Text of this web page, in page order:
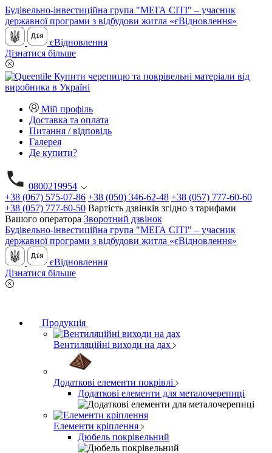
Будівельно-інвестиційна група "МЕГА СІТІ" – учасник
державної програми з відбудови житла «єВідновлення»
єВідновлення
Дізнатися більше
Мій профіль
Доставка та оплата
Питання / відповідь
Галерея
Де купити?
0800219954
+38 (067) 575-07-86 +38 (050) 346-62-48 +38 (057) 777-60-60
+38 (057) 777-60-50 Вартість дзвінків згідно з тарифами
Вашого оператора Зворотний дзвінок
Будівельно-інвестиційна група "МЕГА СІТІ" – учасник
державної програми з відбудови житла «єВідновлення»
єВідновлення
Дізнатися більше
Продукція
Вентиляційні виходи на дах
Додаткові елементи покрівлі
Додаткові елементи для металочерепиці
Елементи кріплення
Дюбель покрівельний